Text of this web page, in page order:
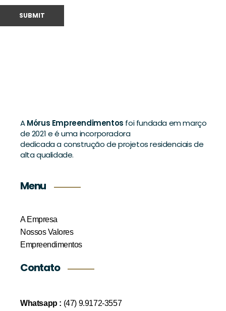
AMórus Empreendimentos foi fundada em março
de 2021 e é uma incorporadora
dedicada a construção de projetos residenciais de
alta qualidade.
Menu
A Empresa
Nossos Valores
Empreendimentos
Contato
Whatsapp : (47) 9.9172-3557